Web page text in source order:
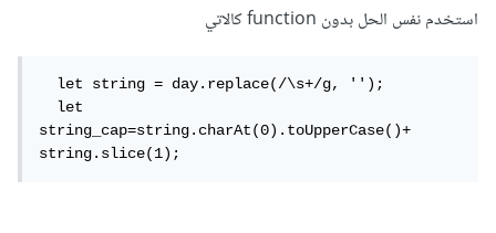
=> //"friday" استخدم نفس الحل بدون function كالاتي
  let string = day.replace(/\s+/g, '');
  let
string_cap=string.charAt(0).toUpperCase()+
string.slice(1);